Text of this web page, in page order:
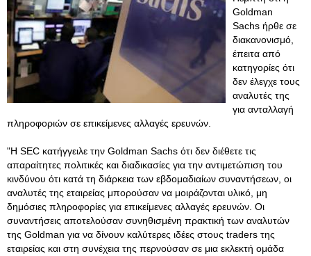
Goldman
Sachs ήρθε σε
διακανονισμό,
έπειτα από
κατηγορίες ότι
δεν έλεγχε τους
αναλυτές της
για ανταλλαγή
πληροφοριών σε επικείμενες αλλαγές ερευνών.
"Η SEC κατήγγειλε την Goldman Sachs ότι δεν διέθετε τις
απαραίτητες πολιτικές και διαδικασίες για την αντιμετώπιση του
κινδύνου ότι κατά τη διάρκεια των εβδομαδιαίων συναντήσεων, οι
αναλυτές της εταιρείας μπορούσαν να μοιράζονται υλικό, μη
δημόσιες πληροφορίες για επικείμενες αλλαγές ερευνών. Οι
συναντήσεις αποτελούσαν συνηθισμένη πρακτική των αναλυτών
της Goldman για να δίνουν καλύτερες ιδέες στους traders της
εταιρείας και στη συνέχεια της περνούσαν σε μια εκλεκτή ομάδα